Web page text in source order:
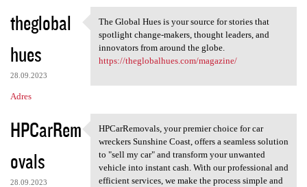
theglobal
hues
28.09.2023
Adres
The Global Hues is your
The Global Hues is your source for stories that
spotlight change-makers, thought leaders, and
innovators from around the globe.
https://theglobalhues.com/magazine/
HPCarRem
ovals
28.09.2023
HPCarRemovals, your premier
HPCarRemovals, your premier choice for car
wreckers Sunshine Coast, offers a seamless solution
to "sell my car" and transform your unwanted
vehicle into instant cash. With our professional and
efficient services, we make the process simple and